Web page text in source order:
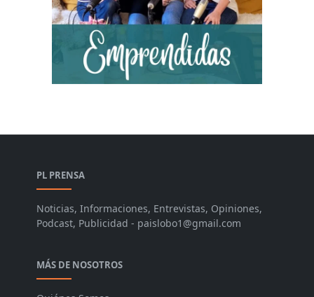
PL PRENSA
Noticias, Informaciones, Entrevistas, Opiniones,
Podcast, Publicidad - paislobo1@gmail.com
MÁS DE NOSOTROS